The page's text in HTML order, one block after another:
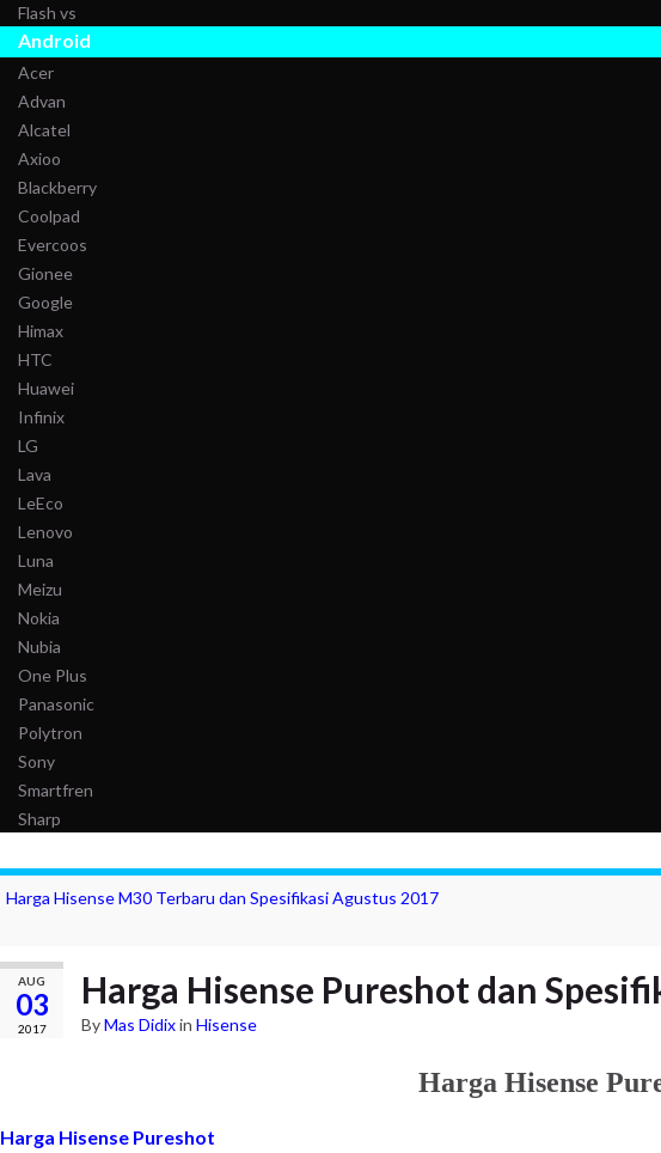
Flash vs
Android
Acer
Advan
Alcatel
Axioo
Blackberry
Coolpad
Evercoos
Gionee
Google
Himax
HTC
Huawei
Infinix
LG
Lava
LeEco
Lenovo
Luna
Meizu
Nokia
Nubia
One Plus
Panasonic
Polytron
Sony
Smartfren
Sharp
Harga Hisense M30 Terbaru dan Spesifikasi Agustus 2017
AUG
03
2017
Harga Hisense Pureshot dan
ByMas Didixin Hisense
Harga Hisense
Harga Hisense Pureshot